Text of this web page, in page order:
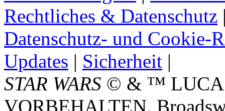
Rechtliches & Datenschutz
Datenschutz- und Cookie-
Updates | Sicherheit |
STAR WARS © & ™
VORBEHALTEN.